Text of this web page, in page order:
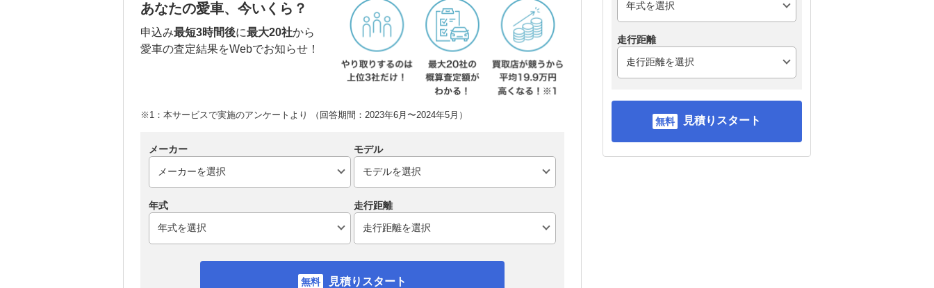
あなたの愛車、今いくら？
申込み最短3時間後に最大20社から
愛車の査定結果をWebでお知らせ！
※1：本サービスで実施のアンケートより （回答期間：2023年6月〜2024年5月）
メーカー モデル
年式 走行距離
見積りスタート
走行距離
見積りスタート